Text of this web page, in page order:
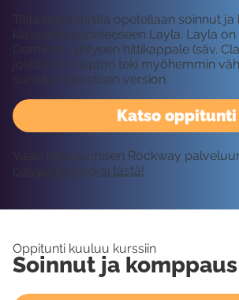
Katso oppitunti
Tällä oppitunnilla opetellaan soinnut
klassikkokappeleeseen Layla. Layla
Dominos -yhtyeen hittikappale (säv.
josta Eric Clapton teki myöhemmin
suositun akustisen version.
Vaatii kirjautumisen Rockway
päivää ilmaiseksi tästä!
Oppitunti kuuluu kurssiin
Soinnut ja komppaus